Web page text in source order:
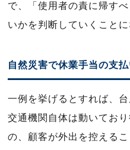
で、「使用者の責に帰す
いかを判断していくことに
自然災害で休業手当の支
一例を挙げるとすれば、
交通機関自体は動いてお
の、顧客が外出を控える